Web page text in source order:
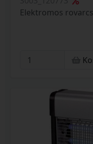
Elektromos